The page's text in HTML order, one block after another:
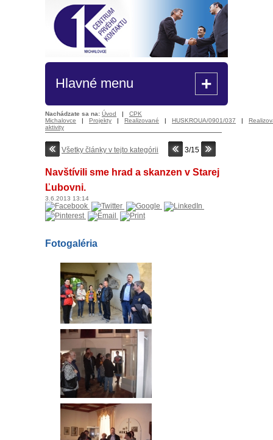
Hlavné menu +
Nachádzate sa na: Úvod | CPK
Michalovce | Projekty | Realizované | HUSKROUA/0901/037 |
aktivity
Všetky články v tejto kategórii 3/15
Navštívili sme hrad a skanzen v Starej
Ľubovni.
3.6.2013 13:14
Fotogaléria